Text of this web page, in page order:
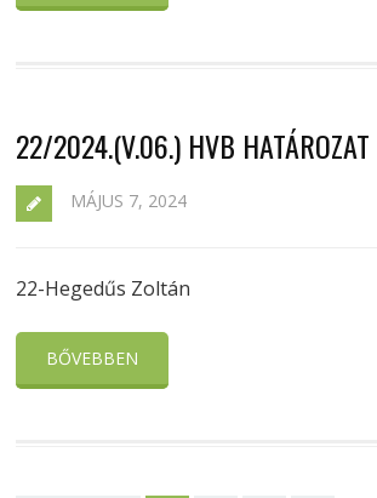
22/2024.(V.06.) HVB HATÁROZAT
MÁJUS 7, 2024
22-Hegedűs Zoltán
BŐVEBBEN